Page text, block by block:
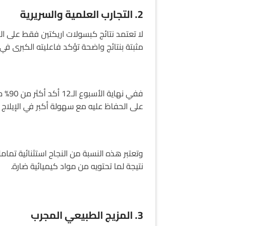
2. التجارب العلمية والسريرية
لا تعتمد نتائج كبسولات اريكتين فقط على
مثبتة بنتائج واضحة تؤكد فاعليته
على الحفاظ عليه مع سهولة أكبر في
وتعتبر هذه النسبة من النجاح استثنائية
نتيجة لما تحتويه من مواد كيميائية ضارة.
3. المزيج الطبيعي المجرب